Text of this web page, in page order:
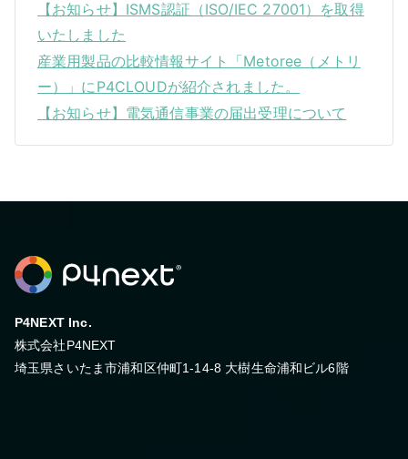
【お知らせ】ISMS認証（ISO/IEC 27001）を取得
いたしました
産業用製品の比較情報サイト「Metoree（メトリ
ー）」にP4CLOUDが紹介されました。
【お知らせ】電気通信事業の届出受理について
P4NEXT Inc.
株式会社P4NEXT
埼玉県さいたま市浦和区仲町1-14-8 大樹生命浦和ビル6階